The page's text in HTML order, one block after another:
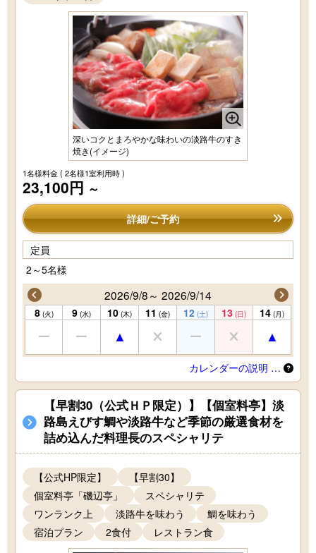
深いコクとまろやかな味わいの淡路牛のすき
焼き(イメージ)
1名様料金( 2名様1室利用時 )
23,100円 ～
詳細/ご予約
定員
2～5名様
2026/9/8～ 2026/9/14
8 (火) 9 (水) 10 (木) 11 (金) 12 (土) 13 (日) 14 (月)
カレンダーの説明 …
【早割30（公式ＨＰ限定）】【個室料亭】淡
路島えびす鯛や淡路牛など季節の厳選食材を
詰め込んだ料理長のスペシャリテ
【公式HP限定】
【早割30】
個室料亭「磯辺亭」
スペシャリテ
ワンランク上
淡路牛を味わう
鯛を味わう
宿泊プラン
2食付 レストラン食